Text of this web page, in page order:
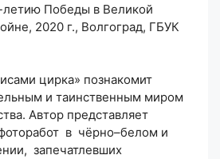
Победы в Великой
2020 г., Волгоград, ГБУК
цирка» познакомит
и таинственным миром
Автор представляет
в чёрно–белом и
запечатлевших